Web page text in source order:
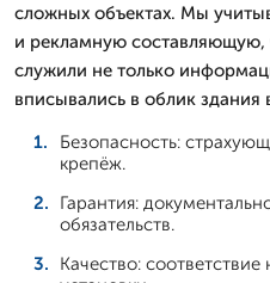
сложных объектах. Мы
и рекламную составляющую,
служили не только
вписывались в облик здания
Безопасность:
крепёж.
Гарантия:
обязательств.
Качество: